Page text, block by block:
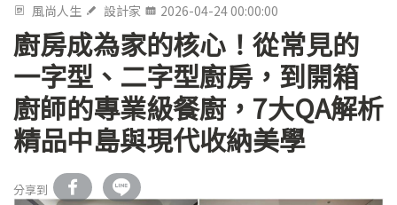
風尚人生 設計家 2026-04-24 00:00:00
廚房成為家的核心！從常見的
一字型、二字型廚房，到開箱
廚師的專業級餐廚，7大QA解析
精品中島與現代收納美學
分享到